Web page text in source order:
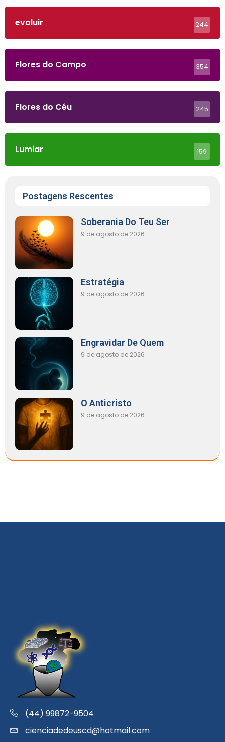
evoluir 244
Flores do Campo 354
Flores do Céu 245
Lumiar 159
Postagens Rescentes
Soberania Do Teu Ser
9 de agosto de 2026
Estratégia
9 de agosto de 2026
Engravidar De Quem
9 de agosto de 2026
O Anticristo
9 de agosto de 2026
(44) 99872-9504
cienciadedeuscd@hotmail.com